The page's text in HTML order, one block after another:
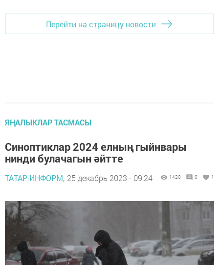
Перейти на страницу новости
ЯҢАЛЫКЛАР ТАСМАСЫ
Синоптиклар 2024 елның гыйнвары
нинди булачагын әйтте
ТАТАР-ИНФОРМ, 25 декабрь 2023 - 09:24 1420 0 1